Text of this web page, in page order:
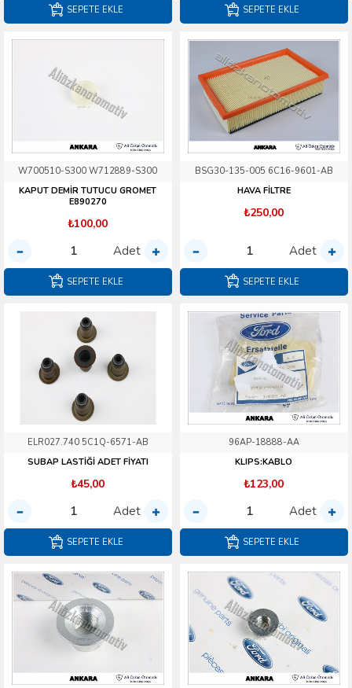
SEPETE EKLE SEPETE EKLE
W700510-S300 W712889-S300
KAPUT DEMİR TUTUCU GROMET
E890270
₺100,00
Adet
SEPETE EKLE
BSG30-135-005 6C16-9601-AB
HAVA FİLTRE
₺250,00
Adet
SEPETE EKLE
ELR027.740 5C1Q-6571-AB
SUBAP LASTİĞİ ADET FİYATI
₺45,00
Adet
SEPETE EKLE
96AP-18888-AA
KLIPS:KABLO
₺123,00
Adet
SEPETE EKLE